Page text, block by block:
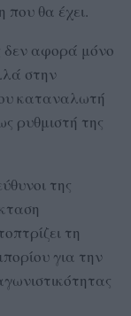
που θα έχει.
αφορά μόνο
στην
καταναλωτή
ρυθμιστή της
της
τη
για την